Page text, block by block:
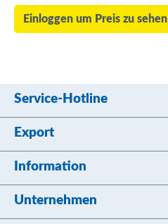
Einloggen um Preis zu sehen
Service-Hotline
Export
Information
Unternehmen